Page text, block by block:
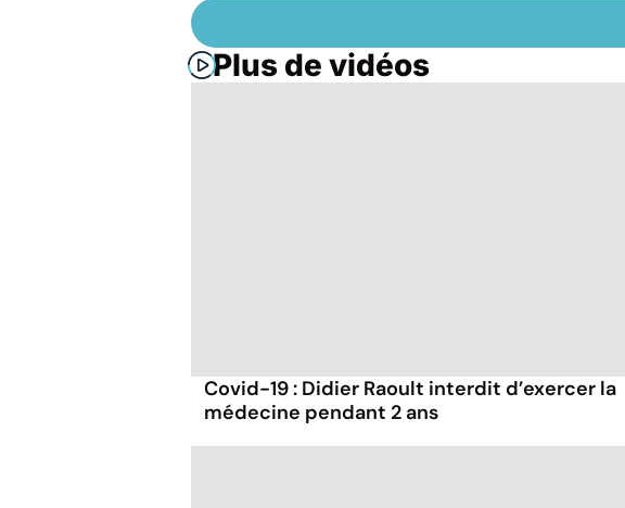
Plus de vidéos
Covid-19 : Didier Raoult interdit d’exercer la
médecine pendant 2 ans